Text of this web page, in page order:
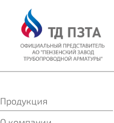
Продукция